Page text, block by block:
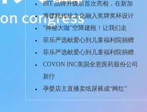
BIT 品牌升级后首次亮相，在新加
将建瓯传统文化融入奖牌奖杯设计
“神秘大咖”空降建瓯！让我们走
菲乐严选献爱心到儿童福利院捐赠
菲乐严选献爱心到儿童福利院捐赠
COVON INC美国全意医药股份公司
新疗
孕婴店主直播卖纸尿裤成“网红”